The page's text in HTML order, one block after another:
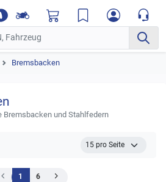
Bremsbacken
Bremsbacken und Stahlfedern
1 6